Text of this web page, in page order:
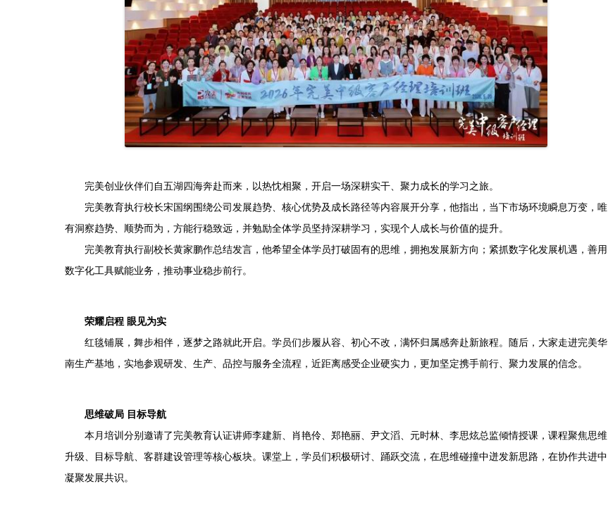
完美创业伙伴们自五湖四海奔赴而来，以热忱相聚，开启一场深耕实干、聚力成长的学习之旅。
完美教育执行校长宋国纲围绕公司发展趋势、核心优势及成长路径等内容展开分享，他指出，当下市场环境瞬息万变，唯
有洞察趋势、顺势而为，方能行稳致远，并勉励全体学员坚持深耕学习，实现个人成长与价值的提升。
完美教育执行副校长黄家鹏作总结发言，他希望全体学员打破固有的思维，拥抱发展新方向；紧抓数字化发展机遇，善用
数字化工具赋能业务，推动事业稳步前行。
荣耀启程 眼见为实
红毯铺展，舞步相伴，逐梦之路就此开启。学员们步履从容、初心不改，满怀归属感奔赴新旅程。随后，大家走进完美华
南生产基地，实地参观研发、生产、品控与服务全流程，近距离感受企业硬实力，更加坚定携手前行、聚力发展的信念。
思维破局 目标导航
本月培训分别邀请了完美教育认证讲师李建新、肖艳伶、郑艳丽、尹文滔、元时林、李思炫总监倾情授课，课程聚焦思维
升级、目标导航、客群建设管理等核心板块。课堂上，学员们积极研讨、踊跃交流，在思维碰撞中迸发新思路，在协作共进中
凝聚发展共识。